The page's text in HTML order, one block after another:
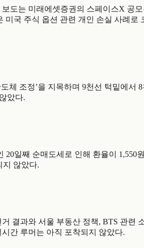
보도는 미래에셋증권의 스페이스X 공
미국 주식 옵션 관련 개인 손실 사례로
체 조정’을 지목하며 9천선 턱밑에서
았다.
20일째 순매도세로 인해 환율이 1,550
지 않았다.
결과와 서울 부동산 정책, BTS 관련
간 루머는 아직 포착되지 않았다.